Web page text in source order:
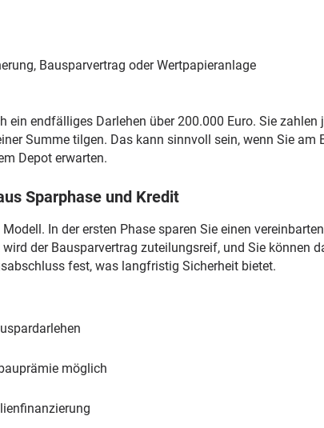
Bausparvertrag oder Wertpapieranlage
ein endfälliges Darlehen über 200.000 Euro. Sie
Summe tilgen. Das kann sinnvoll sein, wenn Sie
Depot erwarten.
Sparphase und Kredit
In der ersten Phase sparen Sie einen
der Bausparvertrag zuteilungsreif, und Sie können
fest, was langfristig Sicherheit bietet.
möglich